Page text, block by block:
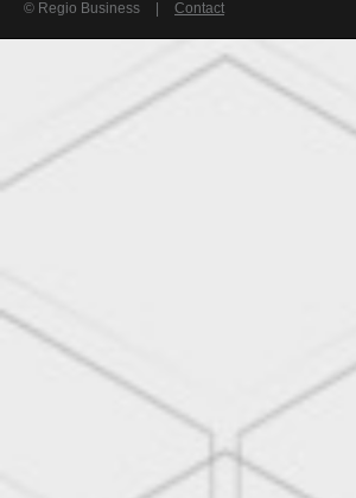
© Regio Business Contact